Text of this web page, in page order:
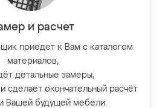
и расчет
приедет к Вам с каталогом
материалов,
детальные замеры,
сделает окончательный расчёт
Вашей будущей мебели.